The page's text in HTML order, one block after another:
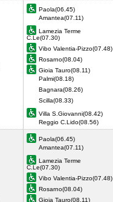
Paola(06.45)
Amantea(07.11)
Lamezia Terme
C.Le(07.30)
Vibo Valentia-Pizzo(07.48)
Rosarno(08.04)
Gioia Tauro(08.11)
Palmi(08.18)
Bagnara(08.26)
Scilla(08.33)
Villa S.Giovanni(08.42)
Reggio C.Lido(08.56)
Paola(06.45)
Amantea(07.11)
Lamezia Terme
C.Le(07.30)
Vibo Valentia-Pizzo(07.48)
Rosarno(08.04)
Gioia Tauro(08.11)